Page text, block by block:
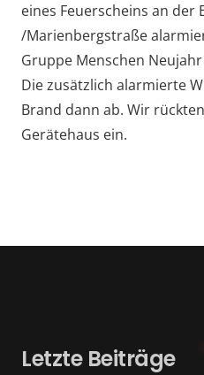
eines Feuerscheins an der
/Marienbergstraße
Gruppe Menschen
Die zusätzlich alarmierte
Brand dann ab. Wir
Gerätehaus ein.
Letzte Beiträge